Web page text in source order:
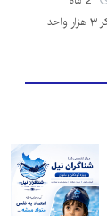
از سنگر دفاع تا میدان سازندگی؛ ترمیم زخم‌های جنگ بر پیکر ۳ هزار واحد